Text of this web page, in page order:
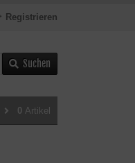
Registrieren
Suchen
0 Artikel